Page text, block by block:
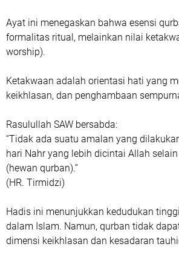
Ayat ini menegaskan bahwa esensi
formalitas ritual, melainkan nilai
worship).
Ketakwaan adalah orientasi hati yang
keikhlasan, dan penghambaan
Rasulullah SAW bersabda:
“Tidak ada suatu amalan yang
hari Nahr yang lebih dicintai Allah
(hewan qurban).”
(HR. Tirmidzi)
Hadis ini menunjukkan kedudukan
dalam Islam. Namun, qurban tidak
dimensi keikhlasan dan kesadaran